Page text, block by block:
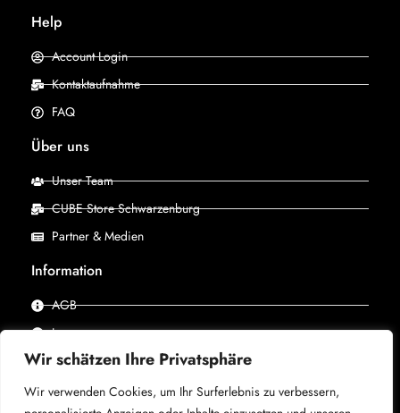
Wir schätzen Ihre Privatsphäre
Wir verwenden Cookies, um Ihr Surferlebnis zu verbessern,
Help
Account Login
Kontaktaufnahme
FAQ
Über uns
Unser Team
CUBE Store Schwarzenburg
Partner & Medien
Information
AGB
Impressum
Datenschutz